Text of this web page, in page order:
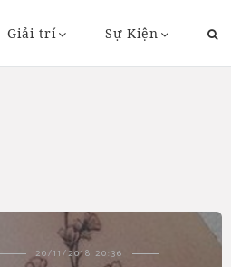
Giải trí Sự Kiện
20/11/2018 20:36